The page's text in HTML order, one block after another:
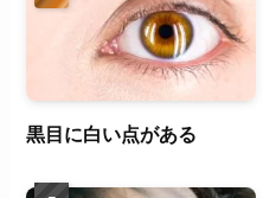
黒目に白い点がある